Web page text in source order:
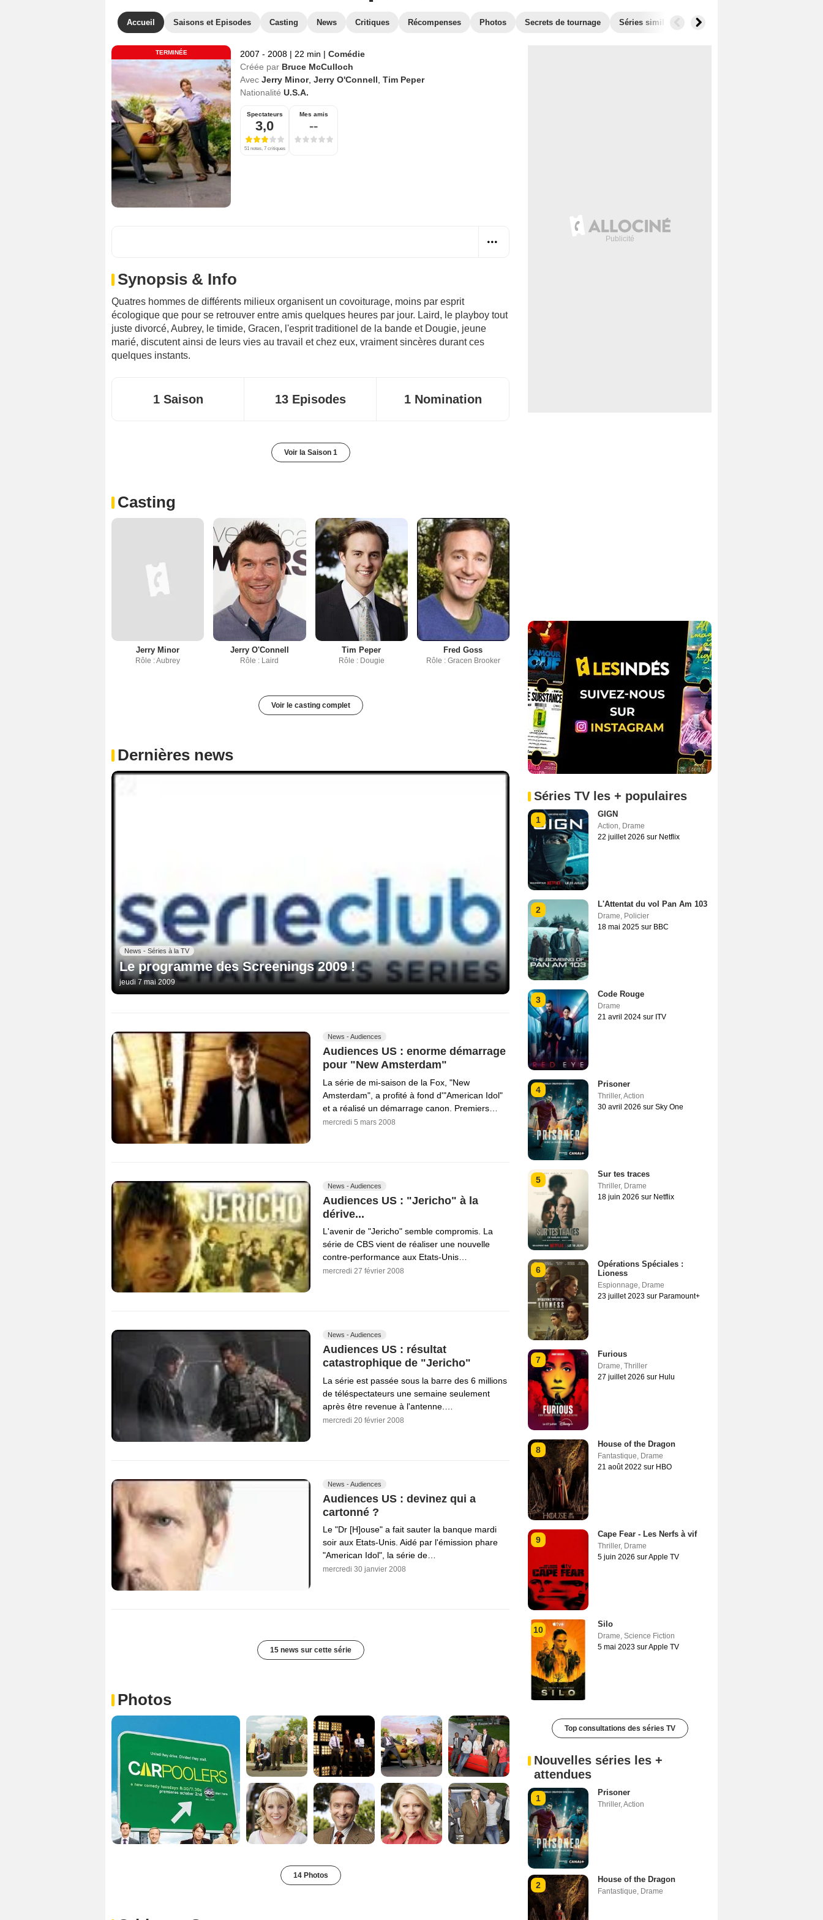
Accueil Saisons et Episodes Casting News Critiques Récompenses Photos Secrets de tournage Séries similaires Audiences
TERMINÉE 2007 - 2008 | 22 min | Comédie
Créée par Bruce McCulloch
Avec Jerry Minor, Jerry O'Connell Tim Peper
Nationalité U.S.A.
Spectateurs
3,0
51 notes, 7 critiques
Mes amis
--
Synopsis & Info
Quatres hommes de différents milieux organisent un covoiturage, moins par esprit
écologique que pour se retrouver entre amis quelques heures par jour. Laird, le playboy tout
juste divorcé, Aubrey, le timide, Gracen, l'esprit traditionel de la bande et Dougie, jeune
marié, discutent ainsi de leurs vies au travail et chez eux, vraiment sincères durant ces
quelques instants.
1 Saison 13 Episodes 1 Nomination
Voir la Saison 1
Casting
Jerry Minor
Rôle : Aubrey
Jerry O'Connell
Rôle : Laird
Tim Peper
Rôle : Dougie
Fred Goss
Rôle : Gracen Brooker
Voir le casting complet
Dernières news
News - Séries à la TV
Le programme des Screenings 2009 !
jeudi 7 mai 2009
News - Audiences
Audiences US : enorme démarrage
pour "New Amsterdam"
La série de mi-saison de la Fox, "New
Amsterdam", a profité à fond d'"American Idol"
et a réalisé un démarrage canon. Premiers…
mercredi 5 mars 2008
News - Audiences
Audiences US : "Jericho" à la
dérive...
L'avenir de "Jericho" semble compromis. La
série de CBS vient de réaliser une nouvelle
contre-performance aux Etats-Unis…
mercredi 27 février 2008
News - Audiences
Audiences US : résultat
catastrophique de "Jericho"
La série est passée sous la barre des 6 millions
de téléspectateurs une semaine seulement
après être revenue à l'antenne.…
mercredi 20 février 2008
News - Audiences
Audiences US : devinez qui a
cartonné ?
Le "Dr [H]ouse" a fait sauter la banque mardi
soir aux Etats-Unis. Aidé par l'émission phare
"American Idol", la série de…
mercredi 30 janvier 2008
15 news sur cette série
Photos
14 Photos
Séries TV les + populaires
1
GIGN
Action, Drame
22 juillet 2026 sur Netflix
2
L'Attentat du vol Pan Am 103
Drame, Policier
18 mai 2025 sur BBC
3
Code Rouge
Drame
21 avril 2024 sur ITV
4
Prisoner
Thriller,Action
30 avril 2026 sur Sky One
5
Sur tes traces
Thriller, Drame
18 juin 2026 sur Netflix
6
Opérations Spéciales :
Lioness
Espionnage, Drame
23 juillet 2023 sur Paramount+
7
Furious
Drame, Thriller
27 juillet 2026 sur Hulu
8
House of the Dragon
Fantastique, Drame
21 août 2022 sur HBO
9
Cape Fear - Les Nerfs à vif
Thriller, Drame
5 juin 2026 sur Apple TV
10
Silo
Drame, Science Fiction
5 mai 2023 sur Apple TV
Top consultations des séries TV
Nouvelles séries les +
attendues
1
Prisoner
Thriller,Action
2
House of the Dragon
Fantastique, Drame